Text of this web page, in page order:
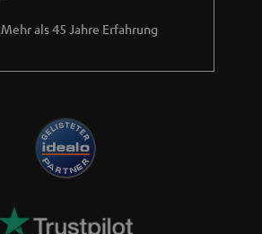
Mehr als 45 Jahre Erfahrung